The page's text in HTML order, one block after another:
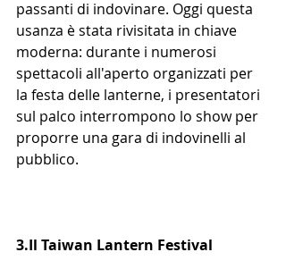
passanti di indovinare. Oggi questa
usanza è stata rivisitata in chiave
moderna: durante i numerosi
spettacoli all'aperto organizzati per
la festa delle lanterne, i presentatori
sul palco interrompono lo show per
proporre una gara di indovinelli al
pubblico.
3.Il Taiwan Lantern Festival